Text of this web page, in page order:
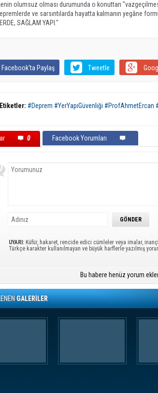
olumsuz olması durumunda o konuttan
ve sarsıntılarda hayatta kalmanın yegâne
SAĞLAM YAPI."
Facebook'ta Paylaş Tweetle
Etiketler: #Deprem #YerYapıGüvenliği #ProfAhmetErcan
0 Facebook Yorumları
UYARI: Küfür, hakaret, rencide edici cümleler veya imalar,
Türkçe karakter kullanılmayan ve büyük harflerle yazılmış
Bu habere henüz yorum
GALERİLER